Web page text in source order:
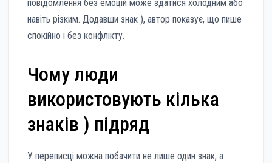
повідомлення без емоцій може здатися холодним або
навіть різким. Додавши знак ), автор показує, що пише
спокійно і без конфлікту.
Чому люди
використовують кілька
знаків ) підряд
У переписці можна побачити не лише один знак, а